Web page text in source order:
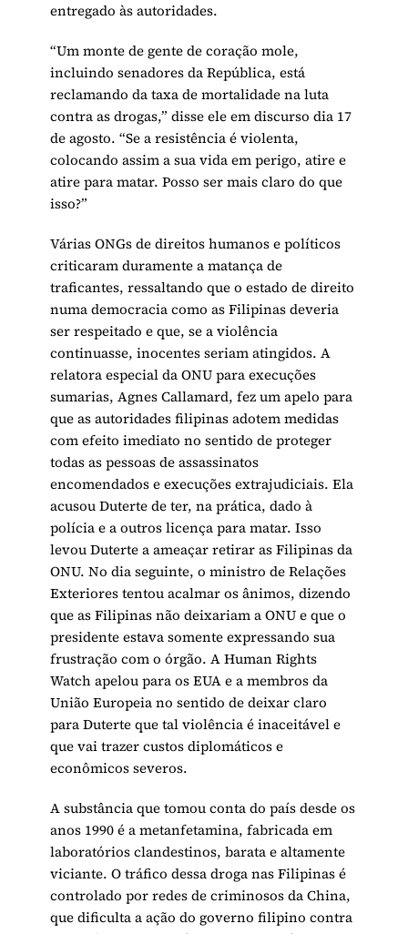
entregado às autoridades.
“Um monte de gente de coração mole,
incluindo senadores da República, está
reclamando da taxa de mortalidade na luta
contra as drogas,” disse ele em discurso dia 17
de agosto. “Se a resistência é violenta,
colocando assim a sua vida em perigo, atire e
atire para matar. Posso ser mais claro do que
isso?”
Várias ONGs de direitos humanos e políticos
criticaram duramente a matança de
traficantes, ressaltando que o estado de direito
numa democracia como as Filipinas deveria
ser respeitado e que, se a violência
continuasse, inocentes seriam atingidos. A
relatora especial da ONU para execuções
sumarias, Agnes Callamard, fez um apelo para
que as autoridades filipinas adotem medidas
com efeito imediato no sentido de proteger
todas as pessoas de assassinatos
encomendados e execuções extrajudiciais. Ela
acusou Duterte de ter, na prática, dado à
polícia e a outros licença para matar. Isso
levou Duterte a ameaçar retirar as Filipinas da
ONU. No dia seguinte, o ministro de Relações
Exteriores tentou acalmar os ânimos, dizendo
que as Filipinas não deixariam a ONU e que o
presidente estava somente expressando sua
frustração com o órgão. A Human Rights
Watch apelou para os EUA e a membros da
União Europeia no sentido de deixar claro
para Duterte que tal violência é inaceitável e
que vai trazer custos diplomáticos e
econômicos severos.
A substância que tomou conta do país desde os
anos 1990 é a metanfetamina, fabricada em
laboratórios clandestinos, barata e altamente
viciante. O tráfico dessa droga nas Filipinas é
controlado por redes de criminosos da China,
que dificulta a ação do governo filipino contra